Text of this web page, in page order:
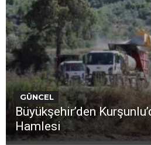
GÜNCEL
Büyükşehir’den
Hamlesi